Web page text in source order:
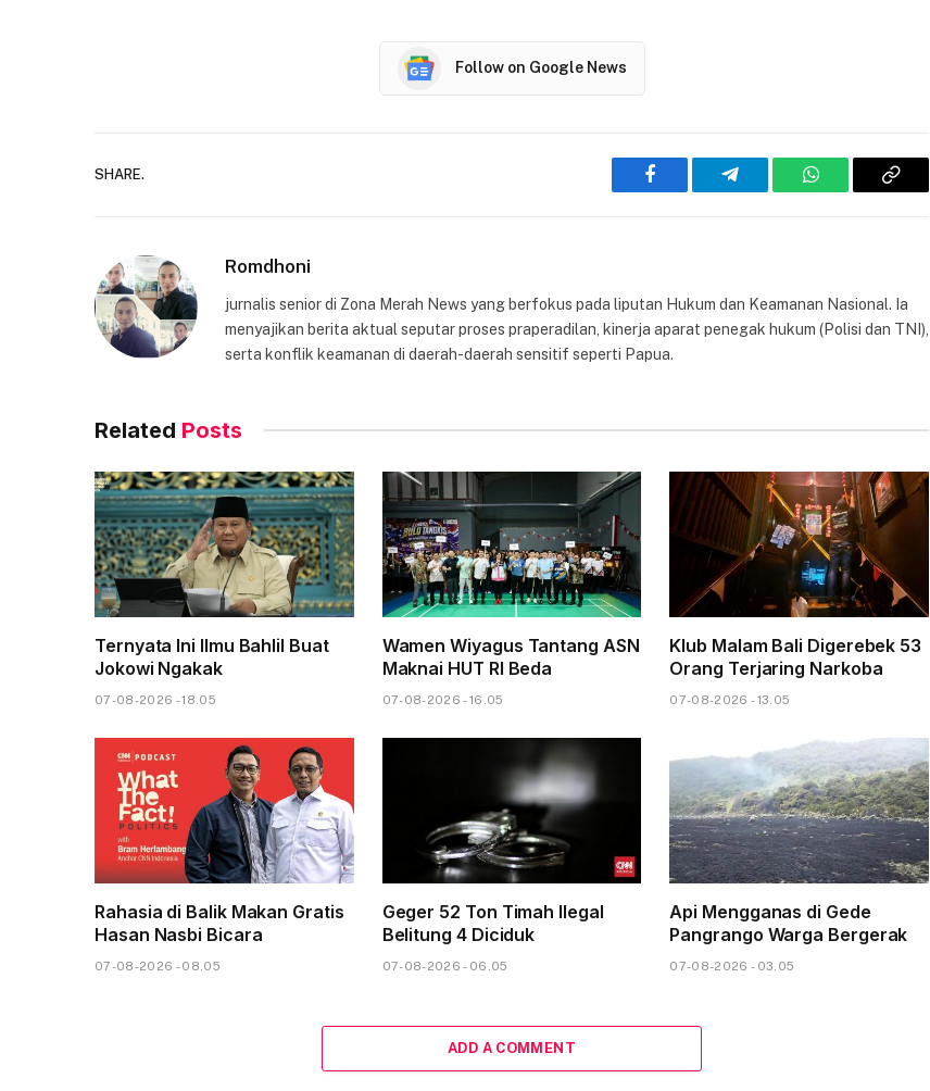
Follow on Google News
SHARE.
Facebook Telegram WhatsAppCopy
Romdhoni
jurnalis senior di Zona Merah News yang berfokus pada liputan Hukum dan Keamanan Nasional. Ia
menyajikan berita aktual seputar proses praperadilan, kinerja aparat penegak hukum (Polisi dan TNI),
serta konflik keamanan di daerah-daerah sensitif seperti Papua.
Related Posts
Ternyata Ini Ilmu Bahlil Buat
Jokowi Ngakak
07-08-2026 - 18.05
Wamen Wiyagus Tantang ASN
Maknai HUT RI Beda
07-08-2026 - 16.05
Klub Malam Bali Digerebek 53
Orang Terjaring Narkoba
07-08-2026 - 13.05
Rahasia di Balik Makan Gratis
Hasan Nasbi Bicara
07-08-2026 - 08.05
Geger 52 Ton Timah Ilegal
Belitung 4 Diciduk
07-08-2026 - 06.05
Api Mengganas di Gede
Pangrango Warga Bergerak
07-08-2026 - 03.05
ADD A COMMENT